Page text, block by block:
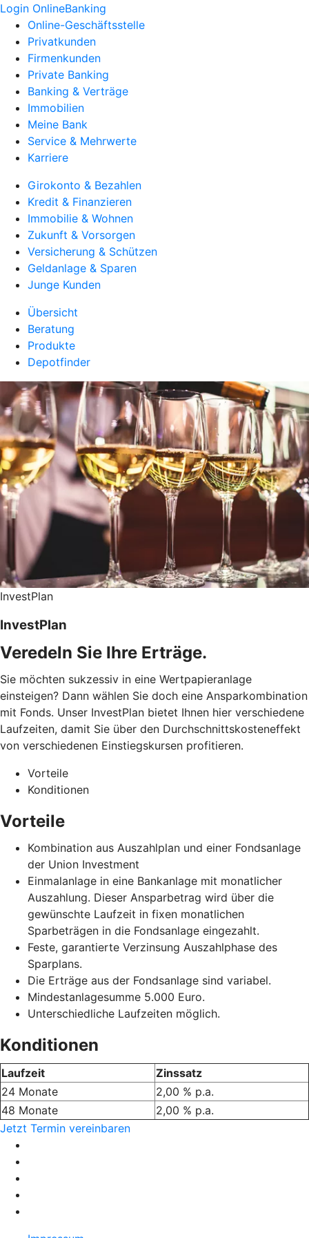
Login OnlineBanking
Online-Geschäftsstelle
Privatkunden
Firmenkunden
Private Banking
Banking & Verträge
Immobilien
Meine Bank
Service & Mehrwerte
Karriere
Girokonto & Bezahlen
Kredit & Finanzieren
Immobilie & Wohnen
Zukunft & Vorsorgen
Versicherung & Schützen
Geldanlage & Sparen
Junge Kunden
Übersicht
Beratung
Produkte
Depotfinder
InvestPlan
InvestPlan
Veredeln Sie Ihre Erträge.
Sie möchten sukzessiv in eine Wertpapieranlage
einsteigen? Dann wählen Sie doch eine Ansparkombination
mit Fonds. Unser InvestPlan bietet Ihnen hier verschiedene
Laufzeiten, damit Sie über den Durchschnittskosteneffekt
von verschiedenen Einstiegskursen profitieren.
Vorteile
Konditionen
Vorteile
Kombination aus Auszahlplan und einer Fondsanlage
der Union Investment
Einmalanlage in eine Bankanlage mit monatlicher
Auszahlung. Dieser Ansparbetrag wird über die
gewünschte Laufzeit in fixen monatlichen
Sparbeträgen in die Fondsanlage eingezahlt.
Feste, garantierte Verzinsung Auszahlphase des
Sparplans.
Die Erträge aus der Fondsanlage sind variabel.
Mindestanlagesumme 5.000 Euro.
Unterschiedliche Laufzeiten möglich.
Konditionen
Laufzeit
Zinssatz
24 Monate
2,00 % p.a.
48 Monate
2,00 % p.a.
Jetzt Termin vereinbaren